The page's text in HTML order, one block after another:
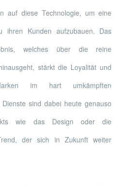
auf diese Technologie, um eine
ihren Kunden aufzubauen. Das
welches über die reine
stärkt die Loyalität und
im hart umkämpften
sind dabei heute genauso
wie das Design oder die
der sich in Zukunft weiter